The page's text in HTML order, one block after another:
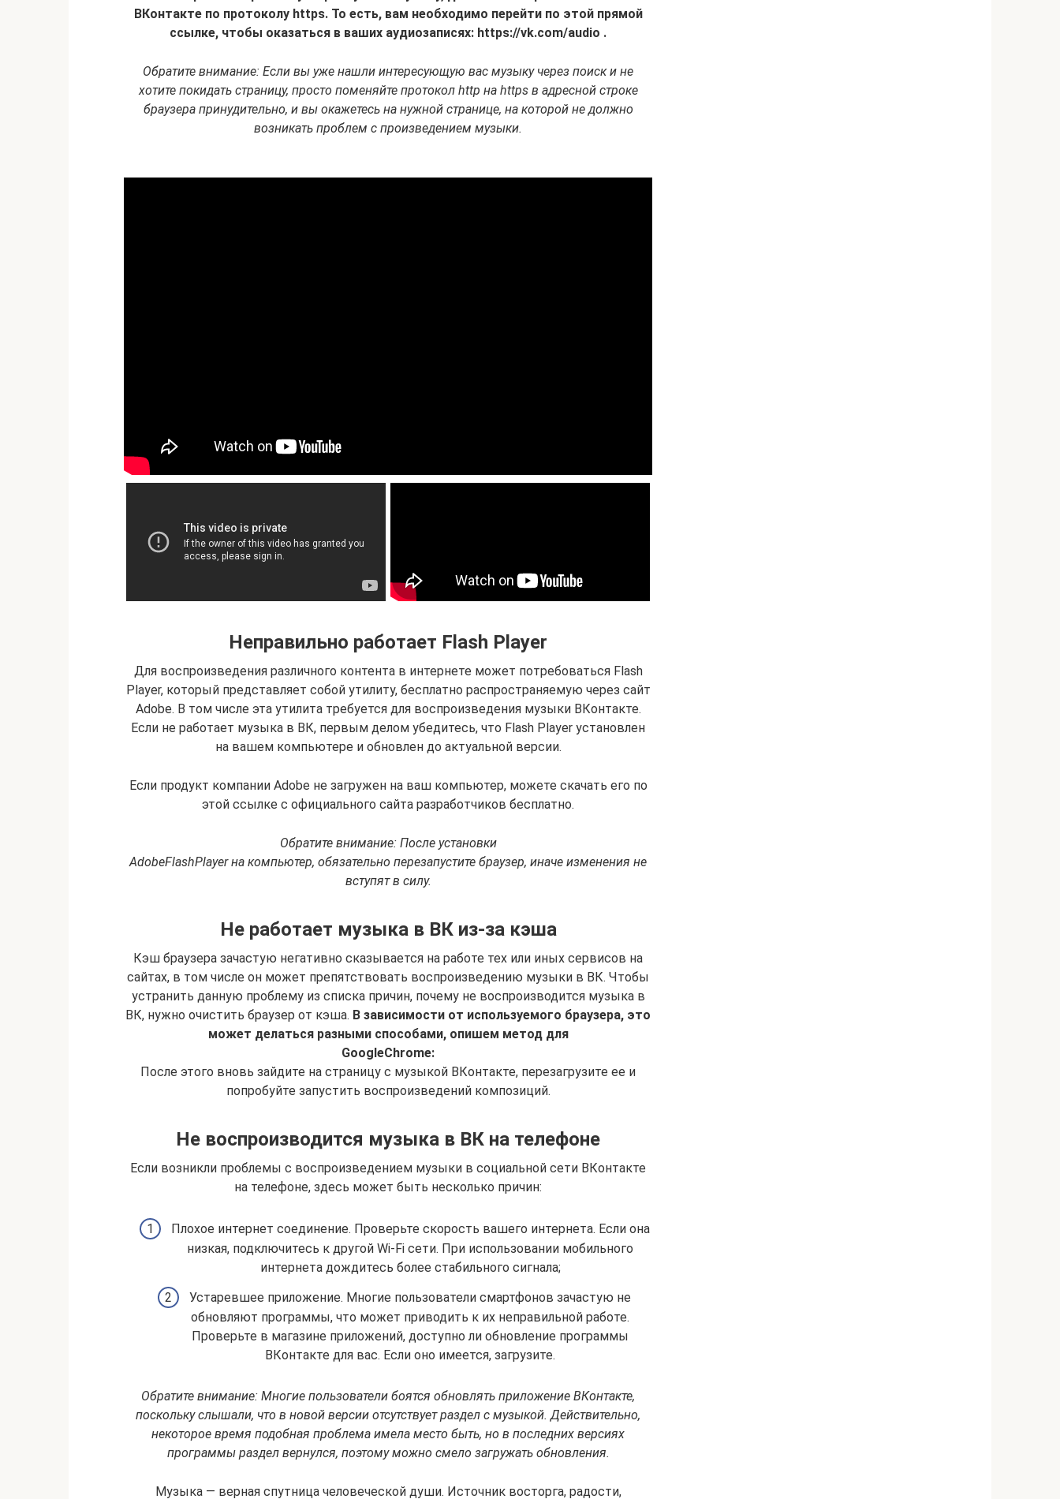
ВКонтакте по протоколу https. То есть, вам необходимо перейти по этой прямой
ссылке, чтобы оказаться в ваших аудиозаписях: https://vk.com/audio .
Обратите внимание: Если вы уже нашли интересующую вас музыку через поиск и не
хотите покидать страницу, просто поменяйте протокол http на https в адресной строке
браузера принудительно, и вы окажетесь на нужной странице, на которой не должно
возникать проблем с произведением музыки.
Неправильно работает Flash Player
Для воспроизведения различного контента в интернете может потребоваться Flash
Player, который представляет собой утилиту, бесплатно распространяемую через сайт
Adobe. В том числе эта утилита требуется для воспроизведения музыки ВКонтакте.
Если не работает музыка в ВК, первым делом убедитесь, что Flash Player установлен
на вашем компьютере и обновлен до актуальной версии.
Если продукт компании Adobe не загружен на ваш компьютер, можете скачать его по
этой ссылке с официального сайта разработчиков бесплатно.
Обратите внимание: После установки
AdobeFlashPlayer на компьютер, обязательно перезапустите браузер, иначе изменения не
вступят в силу.
Не работает музыка в ВК из-за кэша
Кэш браузера зачастую негативно сказывается на работе тех или иных сервисов на
сайтах, в том числе он может препятствовать воспроизведению музыки в ВК. Чтобы
устранить данную проблему из списка причин, почему не воспроизводится музыка в
ВК, нужно очистить браузер от кэша. В зависимости от используемого браузера, это
может делаться разными способами, опишем метод для
GoogleChrome:
После этого вновь зайдите на страницу с музыкой ВКонтакте, перезагрузите ее и
попробуйте запустить воспроизведений композиций.
Не воспроизводится музыка в ВК на телефоне
Если возникли проблемы с воспроизведением музыки в социальной сети ВКонтакте
на телефоне, здесь может быть несколько причин:
Плохое интернет соединение. Проверьте скорость вашего интернета. Если она
низкая, подключитесь к другой Wi-Fi сети. При использовании мобильного
интернета дождитесь более стабильного сигнала;
Устаревшее приложение. Многие пользователи смартфонов зачастую не
обновляют программы, что может приводить к их неправильной работе.
Проверьте в магазине приложений, доступно ли обновление программы
ВКонтакте для вас. Если оно имеется, загрузите.
Обратите внимание: Многие пользователи боятся обновлять приложение ВКонтакте,
поскольку слышали, что в новой версии отсутствует раздел с музыкой. Действительно,
некоторое время подобная проблема имела место быть, но в последних версиях
программы раздел вернулся, поэтому можно смело загружать обновления.
Музыка — верная спутница человеческой души. Источник восторга, радости,